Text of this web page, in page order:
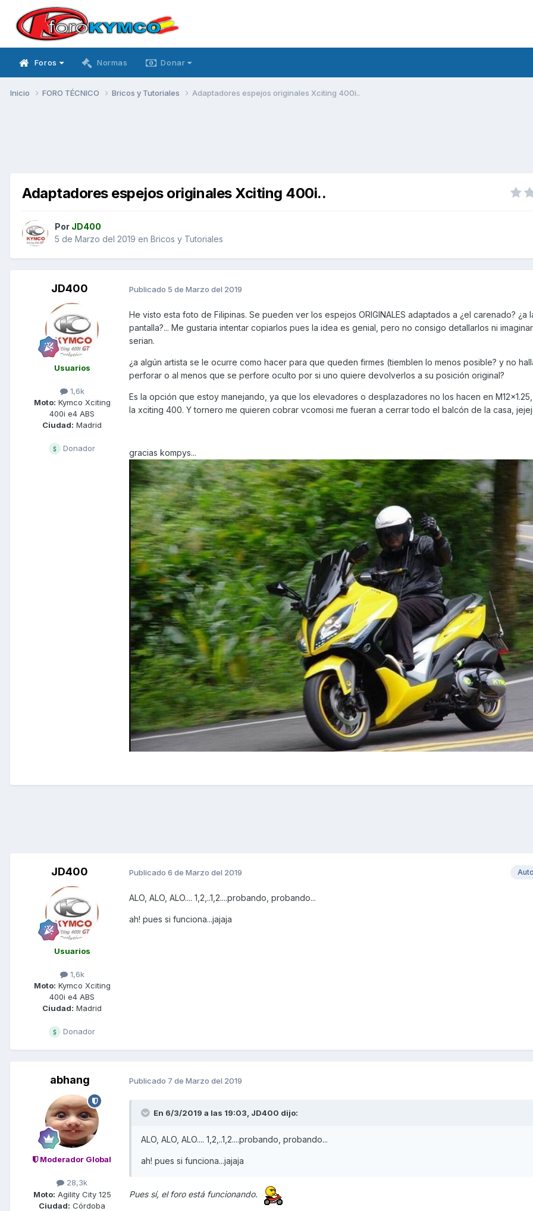
Foros Normas Donar
Inicio FORO TÉCNICO Bricos y Tutoriales Adaptadores espejos originales Xciting 400i..
Adaptadores espejos originales Xciting 400i..
Por JD400
5 de Marzo del 2019 en Bricos y Tutoriales
JD400
Usuarios
1,6k
Moto: Kymco Xciting
400i e4 ABS
Ciudad: Madrid
Donador
Publicado 5 de Marzo del 2019
He visto esta foto de Filipinas. Se pueden ver los espejos ORIGINALES adaptados a ¿el carenado? ¿a
pantalla?... Me gustaria intentar copiarlos pues la idea es genial, pero no consigo detallarlos ni
serian.
¿a algún artista se le ocurre como hacer para que queden firmes (tiemblen lo menos posible? y no
perforar o al menos que se perfore oculto por si uno quiere devolverlos a su posición original?
Es la opción que estoy manejando, ya que los elevadores o desplazadores no los hacen en
la xciting 400. Y tornero me quieren cobrar vcomosi me fueran a cerrar todo el balcón de la casa,
gracias kompys...
JD400
Usuarios
1,6k
Moto: Kymco Xciting
400i e4 ABS
Ciudad: Madrid
Donador
Publicado 6 de Marzo del 2019
ALO, ALO, ALO.... 1,2,..1,2....probando, probando...
ah! pues si funciona...jajaja
abhang
Moderador Global
28,3k
Moto: Agility City 125
Ciudad: Córdoba
Publicado 7 de Marzo del 2019
En 6/3/2019 a las 19:03, JD400 dijo:
ALO, ALO, ALO.... 1,2,..1,2....probando, probando...
ah! pues si funciona...jajaja
Pues sí, el foro está funcionando.